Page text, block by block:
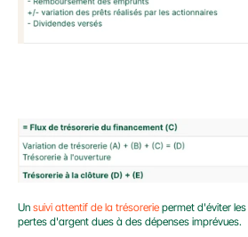
Un suivi attentif de la trésorerie permet d'éviter les
pertes d'argent dues à des dépenses imprévues.